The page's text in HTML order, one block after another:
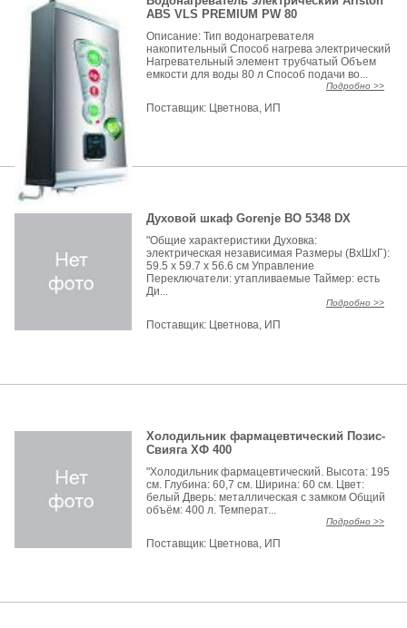
ABS VLS PREMIUM PW 80
Описание: Тип водонагревателя
накопительный Способ нагрева электрический
Нагревательный элемент трубчатый Объем
емкости для воды 80 л Способ подачи во...
Подробно >>
Поставщик: Цветнова, ИП
Духовой шкаф Gorenje BO 5348 DX
"Общие характеристики Духовка:
электрическая независимая Размеры (ВхШхГ):
59.5 х 59.7 x 56.6 см Управление
Переключатели: утапливаемые Таймер: есть
Ди...
Подробно >>
Поставщик: Цветнова, ИП
Холодильник фармацевтический Позис-
Свияга ХФ 400
"Холодильник фармацевтический. Высота: 195
см. Глубина: 60,7 см. Ширина: 60 см. Цвет:
белый Дверь: металлическая с замком Общий
объём: 400 л. Температ...
Подробно >>
Поставщик: Цветнова, ИП